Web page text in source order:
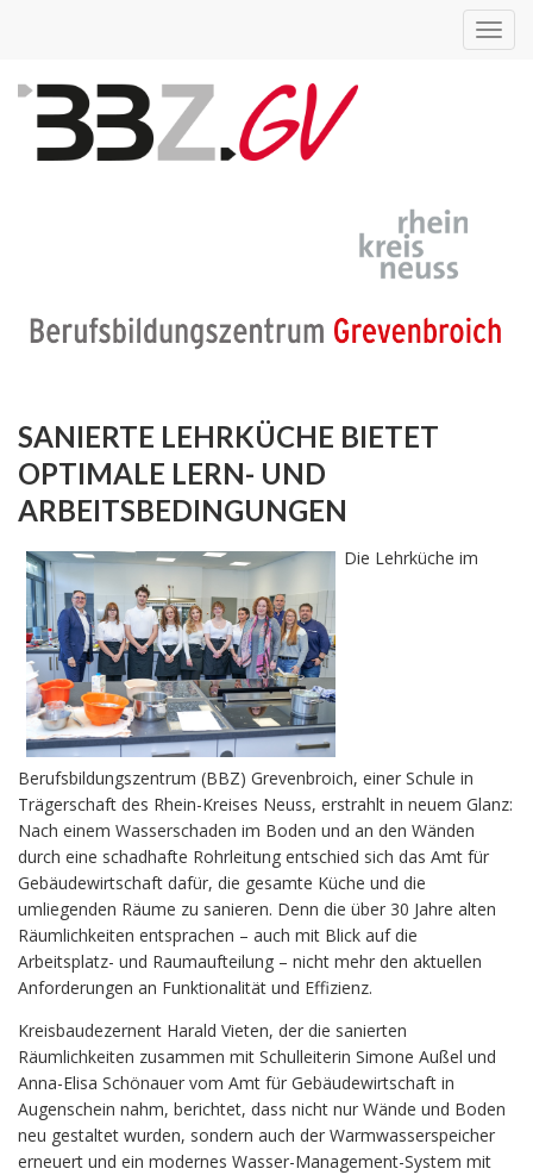
SANIERTE LEHRKÜCHE BIETET
OPTIMALE LERN- UND
ARBEITSBEDINGUNGEN
Die Lehrküche im
Berufsbildungszentrum (BBZ) Grevenbroich, einer Schule in
Trägerschaft des Rhein-Kreises Neuss, erstrahlt in neuem Glanz:
Nach einem Wasserschaden im Boden und an den Wänden
durch eine schadhafte Rohrleitung entschied sich das Amt für
Gebäudewirtschaft dafür, die gesamte Küche und die
umliegenden Räume zu sanieren. Denn die über 30 Jahre alten
Räumlichkeiten entsprachen – auch mit Blick auf die
Arbeitsplatz- und Raumaufteilung – nicht mehr den aktuellen
Anforderungen an Funktionalität und Effizienz.
Kreisbaudezernent Harald Vieten, der die sanierten
Räumlichkeiten zusammen mit Schulleiterin Simone Außel und
Anna-Elisa Schönauer vom Amt für Gebäudewirtschaft in
Augenschein nahm, berichtet, dass nicht nur Wände und Boden
neu gestaltet wurden, sondern auch der Warmwasserspeicher
erneuert und ein modernes Wasser-Management-System mit